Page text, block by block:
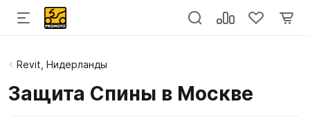
Revit, Нидерланды
Защита Спины в Москве